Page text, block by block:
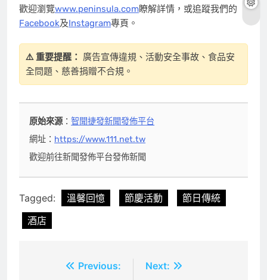
歡迎瀏覽www.peninsula.com瞭解詳情，或追蹤我們的
Facebook及Instagram專頁。
⚠️ 重要提醒： 廣告宣傳違規、活動安全事故、食品安
全問題、慈善捐贈不合規。
原始來源：智聞捷發新聞發佈平台
網址： https://www.111.net.tw
歡迎前往新聞發佈平台發佈新聞
Tagged: 溫馨回憶 節慶活動
節日傳統
酒店
Previous:
Next: